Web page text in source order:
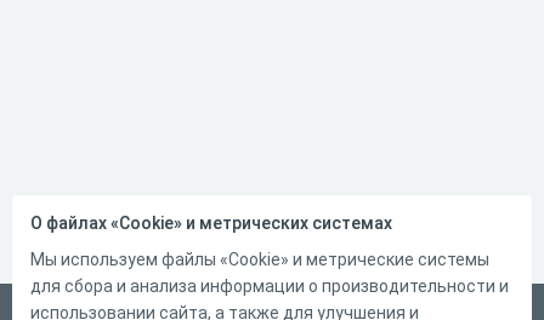
О файлах «Cookie» и метрических системах
Мы используем файлы «Cookie» и метрические системы
для сбора и анализа информации о производительности и
использовании сайта, а также для улучшения и